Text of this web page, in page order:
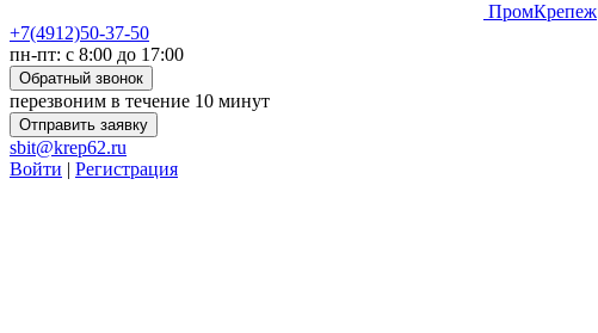
ПромКрепеж
+7(4912)50-37-50
пн-пт: с 8:00 до 17:00
Обратный звонок
перезвоним в течение 10 минут
Отправить заявку
sbit@krep62.ru
Войти | Регистрация